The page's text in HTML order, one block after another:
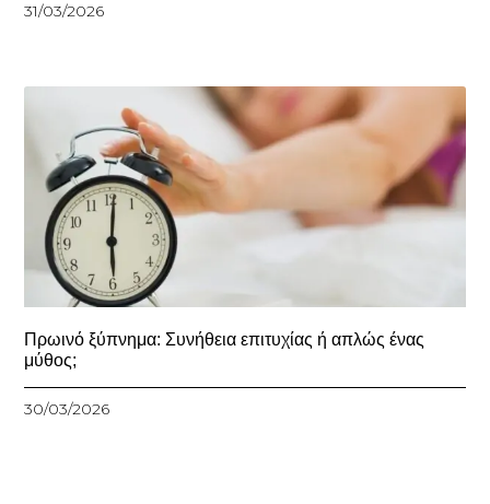
31/03/2026
Πρωινό ξύπνημα: Συνήθεια επιτυχίας ή απλώς ένας
μύθος;
30/03/2026